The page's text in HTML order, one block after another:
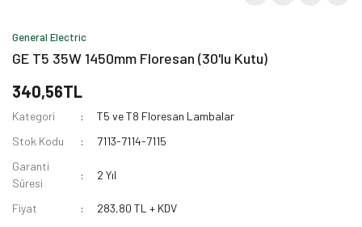
General Electric
GE T5 35W 1450mm Floresan (30'lu Kutu)
340,56TL
Kategori
T5 ve T8 Floresan Lambalar
Stok Kodu
7113-7114-7115
Garanti
Süresi
2 Yıl
Fiyat
283,80 TL + KDV